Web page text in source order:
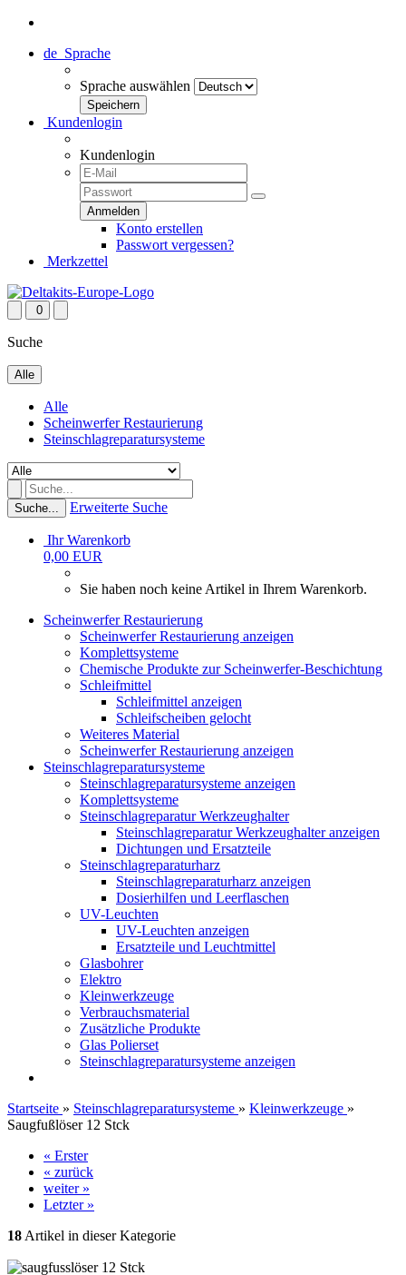
de Sprache
Sprache auswählen
Kundenlogin
Kundenlogin
Konto erstellen
Passwort vergessen?
Merkzettel
0
Suche
Alle
Alle
Scheinwerfer Restaurierung
Steinschlagreparatursysteme
Suche... Erweiterte Suche
Ihr Warenkorb
0,00 EUR
Sie haben noch keine Artikel in Ihrem Warenkorb.
Scheinwerfer Restaurierung
Scheinwerfer Restaurierung anzeigen
Komplettsysteme
Chemische Produkte zur Scheinwerfer-Beschichtung
Schleifmittel
Schleifmittel anzeigen
Schleifscheiben gelocht
Weiteres Material
Scheinwerfer Restaurierung anzeigen
Steinschlagreparatursysteme
Steinschlagreparatursysteme anzeigen
Komplettsysteme
Steinschlagreparatur Werkzeughalter
Steinschlagreparatur Werkzeughalter anzeigen
Dichtungen und Ersatzteile
Steinschlagreparaturharz
Steinschlagreparaturharz anzeigen
Dosierhilfen und Leerflaschen
UV-Leuchten
UV-Leuchten anzeigen
Ersatzteile und Leuchtmittel
Glasbohrer
Elektro
Kleinwerkzeuge
Verbrauchsmaterial
Zusätzliche Produkte
Glas Polierset
Steinschlagreparatursysteme anzeigen
Startseite » Steinschlagreparatursysteme » Kleinwerkzeuge »
Saugfußlöser 12 Stck
« Erster
« zurück
weiter »
Letzter »
18 Artikel in dieser Kategorie